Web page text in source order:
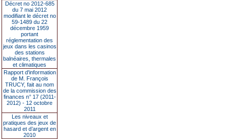
Décret no 2012-685
du 7 mai 2012
modifiant le décret no
59-1489 du 22
décembre 1959
portant
réglementation des
jeux dans les casinos
des stations
balnéaires, thermales
et climatiques
Rapport d'information
de M. François
TRUCY, fait au nom
de la commission des
finances n° 17 (2011-
2012) - 12 octobre
2011
Les niveaux et
pratiques des jeux de
hasard et d’argent en
2010